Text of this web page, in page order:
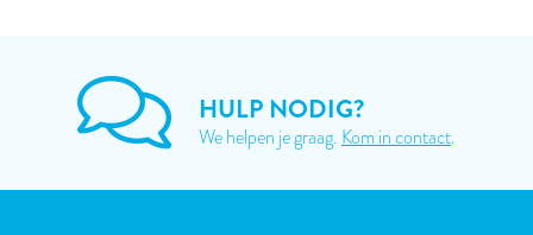
HULP NODIG?
We helpen je graag.Kom in contact.